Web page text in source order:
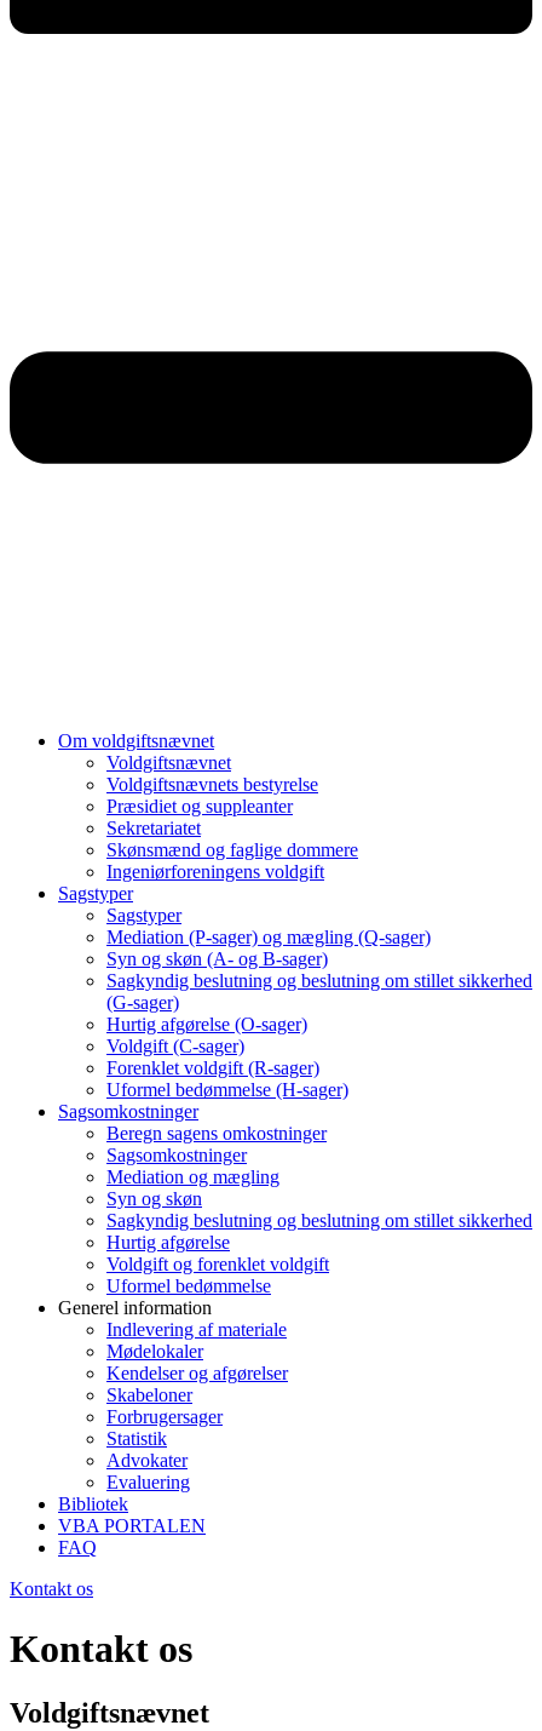
Om voldgiftsnævnet
Voldgiftsnævnet
Voldgiftsnævnets bestyrelse
Præsidiet og suppleanter
Sekretariatet
Skønsmænd og faglige dommere
Ingeniørforeningens voldgift
Sagstyper
Sagstyper
Mediation (P-sager) og mægling (Q-sager)
Syn og skøn (A- og B-sager)
Sagkyndig beslutning og beslutning om stillet sikkerhed
(G-sager)
Hurtig afgørelse (O-sager)
Voldgift (C-sager)
Forenklet voldgift (R-sager)
Uformel bedømmelse (H-sager)
Sagsomkostninger
Beregn sagens omkostninger
Sagsomkostninger
Mediation og mægling
Syn og skøn
Sagkyndig beslutning og beslutning om stillet sikkerhed
Hurtig afgørelse
Voldgift og forenklet voldgift
Uformel bedømmelse
Generel information
Indlevering af materiale
Mødelokaler
Kendelser og afgørelser
Skabeloner
Forbrugersager
Statistik
Advokater
Evaluering
Bibliotek
VBA PORTALEN
FAQ
Kontakt os
Kontakt os
Voldgiftsnævnet